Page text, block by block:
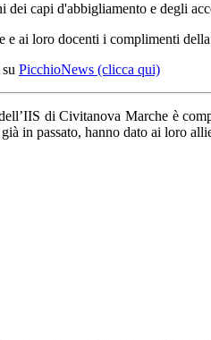
dei capi d'abbigliamento e degli
e ai loro docenti i complimenti
PicchioNews (clicca qui)
di Civitanova Marche è
in passato, hanno dato ai loro